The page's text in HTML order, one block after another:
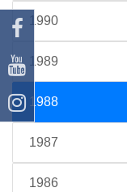
1990
1989
1988
1987
1986